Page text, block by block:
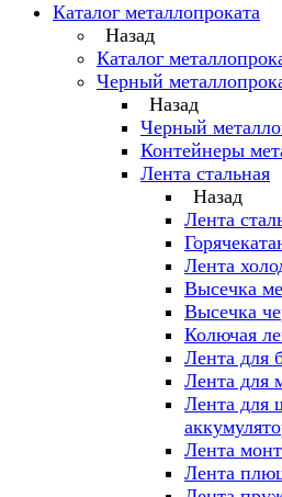
Каталог металлопроката
Назад
Каталог
Черный
Назад
Черный
Контейнеры
Лента стальная
Назад
Лента
Лента
Высечка
Высечка
Колючая
Лента для
Лента для
Лента для
Лента
Лента